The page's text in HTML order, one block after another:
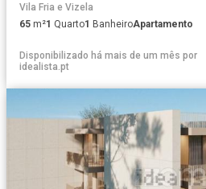
Vila Fria e Vizela
65 m²1 Quarto1 BanheiroApartamento
Disponibilizado há mais de um mês por
idealista.pt